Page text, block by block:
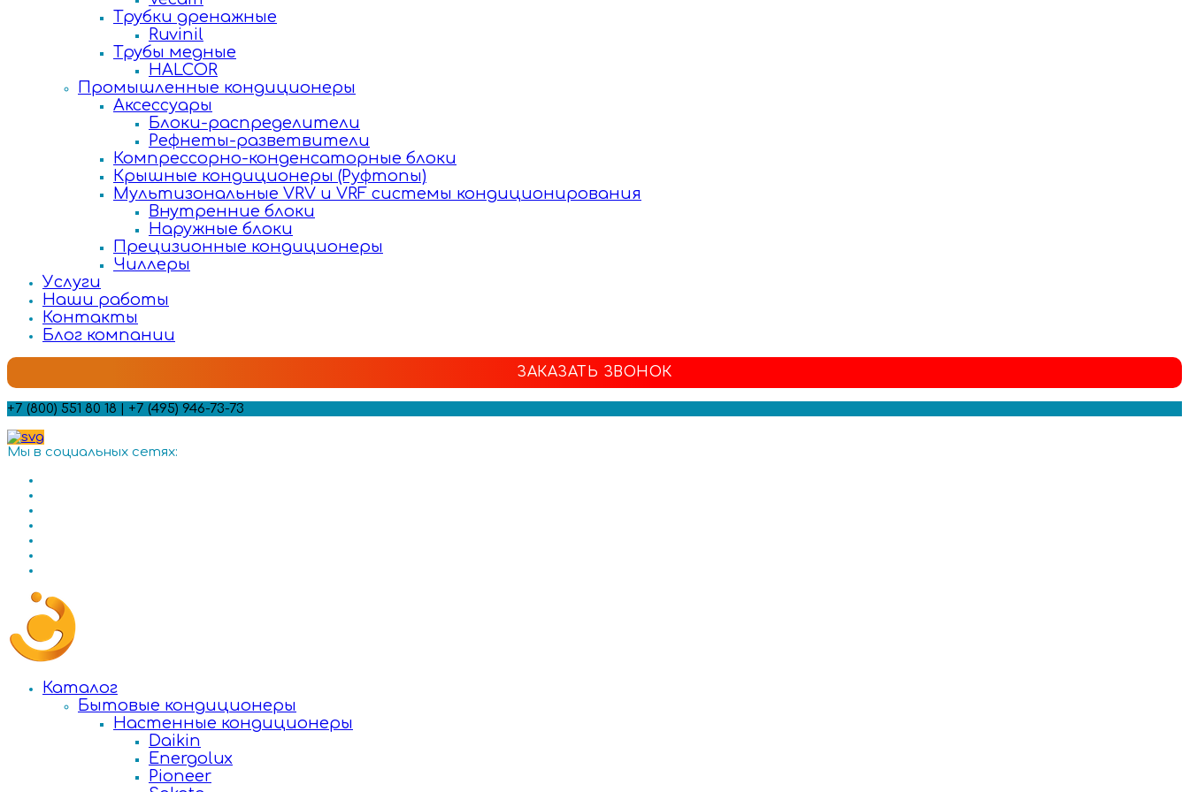
Трубки дренажные
Ruvinil
Трубы медные
HALCOR
Промышленные кондиционеры
Аксессуары
Блоки-распределители
Рефнеты-разветвители
Компрессорно-конденсаторные блоки
Крышные кондиционеры (Руфтопы)
Мультизональные VRV и VRF системы кондиционирования
Внутренние блоки
Наружные блоки
Прецизионные кондиционеры
Чиллеры
Услуги
Наши работы
Контакты
Блог компании
ЗАКАЗАТЬ ЗВОНОК
+7 (800) 551 80 18 | +7 (495) 946-73-73
Мы в социальных сетях:
Каталог
Бытовые кондиционеры
Настенные кондиционеры
Daikin
Energolux
Pioneer